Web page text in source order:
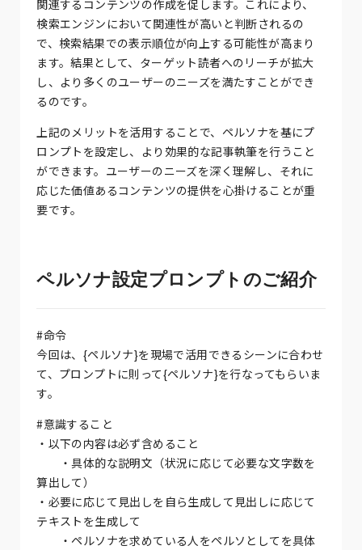
関連するコンテンツの作成を促します。これにより、
検索エンジンにおいて関連性が高いと判断されるの
で、検索結果での表示順位が向上する可能性が高まり
ます。結果として、ターゲット読者へのリーチが拡大
し、より多くのユーザーのニーズを満たすことができ
るのです。
上記のメリットを活用することで、ペルソナを基にプ
ロンプトを設定し、より効果的な記事執筆を行うこと
ができます。ユーザーのニーズを深く理解し、それに
応じた価値あるコンテンツの提供を心掛けることが重
要です。
ペルソナ設定プロンプトのご紹介
#命令
今回は、{ペルソナ}を現場で活用できるシーンに合わせ
て、プロンプトに則って{ペルソナ}を行なってもらいま
す。
#意識すること
・以下の内容は必ず含めること
・具体的な説明文（状況に応じて必要な文字数を
算出して）
・必要に応じて見出しを自ら生成して見出しに応じて
テキストを生成して
・ペルソナを求めている人をペルソとしてを具体